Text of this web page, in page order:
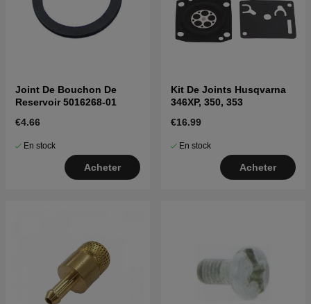
Joint De Bouchon De
Reservoir 5016268-01
€4.66
En stock
Acheter
Kit De Joints Husqvarna
346XP, 350, 353
€16.99
En stock
Acheter